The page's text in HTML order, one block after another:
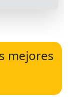
mejores